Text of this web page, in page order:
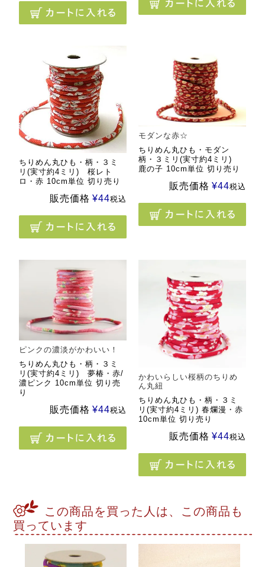
ちりめん丸ひも・柄・３ミ
リ(実寸約4ミリ) 桜レト
ロ・赤 10cm単位 切り売り
販売価格 ¥44税込
モダンな赤☆
ちりめん丸ひも・モダン
柄・３ミリ(実寸約4ミリ)
鹿の子 10cm単位 切り売り
販売価格 ¥44税込
ピンクの濃淡がかわいい！
ちりめん丸ひも・柄・３ミ
リ(実寸約4ミリ) 夢椿・赤/
濃ピンク 10cm単位 切り売
り
販売価格 ¥44税込
かわいらしい桜柄のちりめ
ん丸紐
ちりめん丸ひも・柄・３ミ
リ(実寸約4ミリ) 春爛漫・赤
10cm単位 切り売り
販売価格 ¥44税込
この商品を買った人は、この商品も
買っています